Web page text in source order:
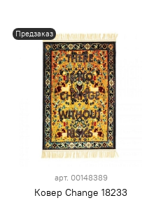
Предзаказ
арт. 00148389
Ковер Change 18233